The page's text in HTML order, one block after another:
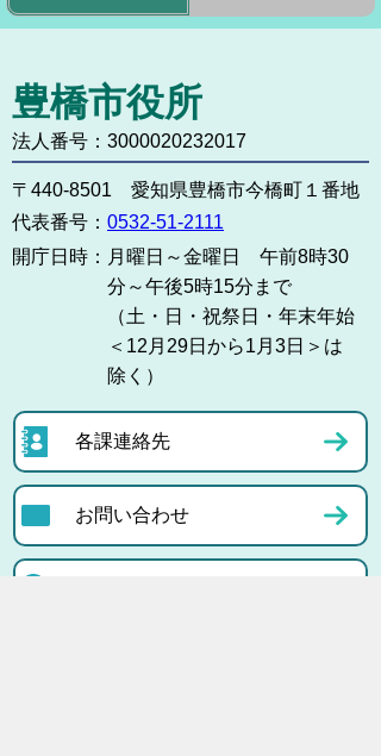
豊橋市役所
法人番号：3000020232017
〒440-8501 愛知県豊橋市今橋町１番地
代表番号： 0532-51-2111
開庁日時： 月曜日～金曜日 午前8時30
分～午後5時15分まで
（土・日・祝祭日・年末年始
＜12月29日から1月3日＞は
除く）
各課連絡先
お問い合わせ